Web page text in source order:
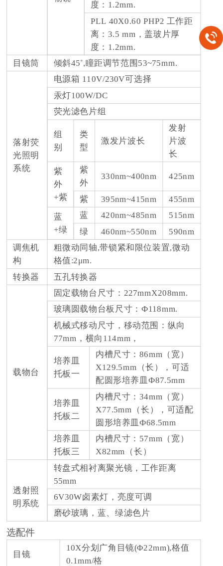
度：1.2mm.
PLL 40X0.60 PHP2 工作距
离：3.5 mm，盖玻片厚
度：1.2mm.
目镜筒
倾斜45˚,瞳距调节范围53~75mm.
落射荧
光照明
系统
电源箱 110V/230V可选择
汞灯100W/DC
荧光滤色片组
组
别
类
型
激发片波长
发射
片波
长
紫
外
+紫
紫
外
330nm~400nm 425nm
紫 395nm~415nm
455nm
蓝
+绿
蓝 420nm~485nm
515nm
绿
460nm~550nm
590nm
调焦机
构
粗微动同轴,带锁紧和限位装置,微动
格值:2μm.
转换器
五孔转换器
载物台
固定载物台尺寸：227mmX208mm.
玻璃圆载物台板尺寸：Ф118mm.
机械式移动尺寸，移动范围：纵向
77mm，横向114mm，
培养皿
托板一
内槽尺寸：86mm（宽）
X129.5mm（长），可适
配圆形培养皿Ф87.5mm
培养皿
托板二
内槽尺寸：34mm（宽）
X77.5mm（长），可适配
圆形培养皿Ф68.5mm
培养皿
托板三
内槽尺寸：57mm（宽）
X82mm（长）
透射照
明系统
转盘式相衬离聚光镜，工作距离
55mm
6V30W卤素灯，亮度可调
磨砂玻璃，蓝、绿滤色片
选配件
目镜
10X分划广角目镜(Φ22mm),格值
0.1mm/格